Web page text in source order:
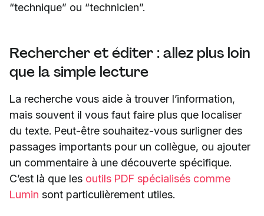
“technique” ou “technicien”.
Rechercher et éditer : allez plus loin
que la simple lecture
La recherche vous aide à trouver l’information,
mais souvent il vous faut faire plus que localiser
du texte. Peut-être souhaitez-vous surligner des
passages importants pour un collègue, ou ajouter
un commentaire à une découverte spécifique.
C’est là que les outils PDF spécialisés comme
Lumin sont particulièrement utiles.